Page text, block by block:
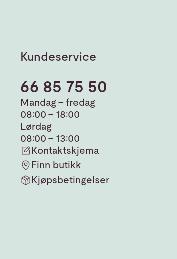
Kundeservice
66 85 75 50
Mandag - fredag
08:00 - 18:00
Lørdag
08:00 - 13:00
Kontaktskjema
Finn butikk
Kjøpsbetingelser